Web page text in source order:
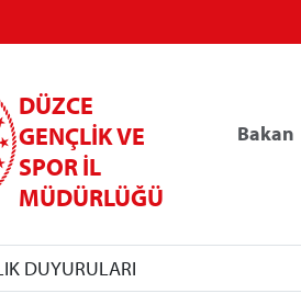
DÜZCE
GENÇLİK VE
SPOR İL
MÜDÜRLÜĞÜ
Bakan
DUYURULARI